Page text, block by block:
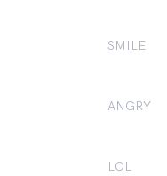
SMILE
ANGRY
LOL